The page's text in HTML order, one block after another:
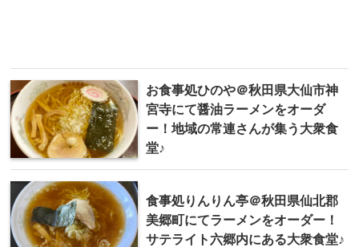
お食事処 ひのや＠秋田県大仙市神
宮寺にて醤油ラーメンをオーダ
ー！地域の常連さんが集う大衆食
堂♪
食事処りんりん亭＠秋田県仙北郡
美郷町にてラーメンをオーダー！
サテライト六郷内にある大衆食堂♪